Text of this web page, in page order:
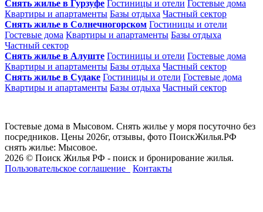
Снять жилье в Гурзуфе Гостиницы и отели Гостевые дома
Квартиры и апартаменты Базы отдыха Частный сектор
Снять жилье в Солнечногорском Гостиницы и отели
Гостевые дома Квартиры и апартаменты Базы отдыха
Частный сектор
Снять жилье в Алуште Гостиницы и отели Гостевые дома
Квартиры и апартаменты Базы отдыха Частный сектор
Снять жилье в Судаке Гостиницы и отели Гостевые дома
Квартиры и апартаменты Базы отдыха Частный сектор
Гостевые дома в Мысовом. Снять жилье у моря посуточно без
посредников. Цены 2026г, отзывы, фото ПоискЖилья.РФ
снять жилье: Мысовое.
2026 © Поиск Жилья РФ - поиск и бронирование жилья.
Пользовательское соглашение
Контакты